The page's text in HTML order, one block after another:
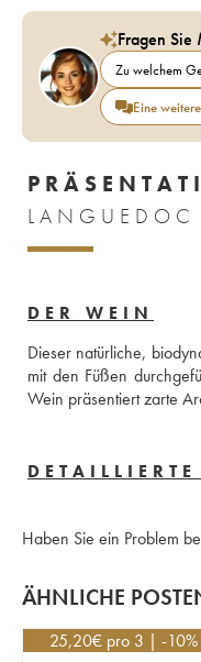
Fragen Sie
Zu welchem
Eine
DER WEIN
Dieser natürliche,
mit den Füßen
Wein präsentiert zarte
Haben Sie ein Problem
ÄHNLICHE
25,20€ pro 3 | -10%